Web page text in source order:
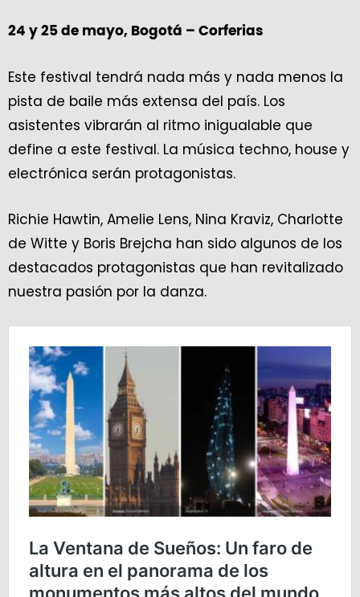
24 y 25 de mayo, Bogotá – Corferias
Este festival tendrá nada más y nada menos la
pista de baile más extensa del país. Los
asistentes vibrarán al ritmo inigualable que
define a este festival. La música techno, house y
electrónica serán protagonistas.
Richie Hawtin, Amelie Lens, Nina Kraviz, Charlotte
de Witte y Boris Brejcha han sido algunos de los
destacados protagonistas que han revitalizado
nuestra pasión por la danza.